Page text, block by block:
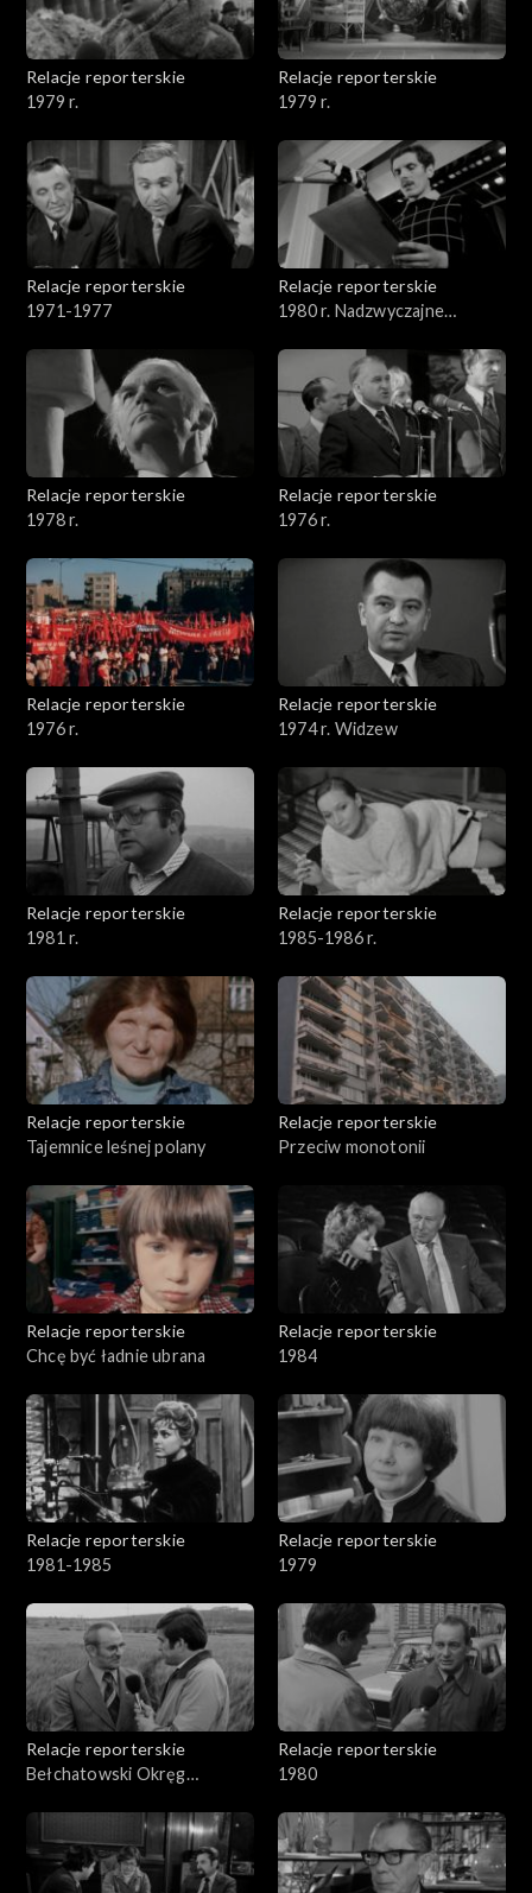
Relacje reporterskie
1979 r.
Relacje reporterskie
1979 r.
Relacje reporterskie
1971-1977
Relacje reporterskie
1980 r. Nadzwyczajne
Solidarność w Łodzi
Relacje reporterskie
1978 r.
Relacje reporterskie
1976 r.
Relacje reporterskie
1976 r.
Relacje reporterskie
1974 r. Widzew
Relacje reporterskie
1981 r.
Relacje reporterskie
1985-1986 r.
Relacje reporterskie
Tajemnice leśnej polany
Relacje reporterskie
Przeciw monotonii
Relacje reporterskie
Chcę być ładnie ubrana
Relacje reporterskie
1984
Relacje reporterskie
1981-1985
Relacje reporterskie
1979
Relacje reporterskie
Bełchatowski Okręg
Relacje reporterskie
1980